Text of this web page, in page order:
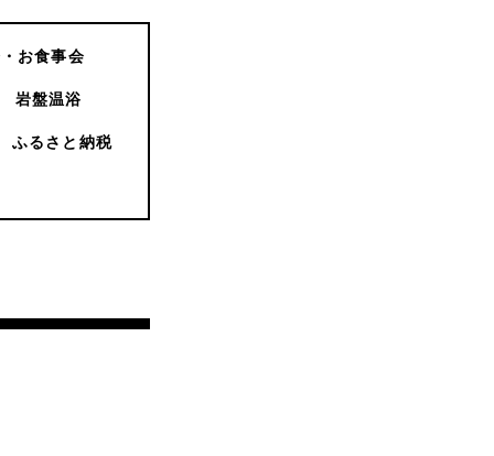
お食事会
岩盤温浴
ふるさと納税